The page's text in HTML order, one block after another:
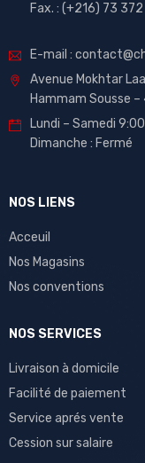
Fax. : (+216) 73
E-mail :
Avenue Mokhtar
Hammam Sousse
Lundi – Samedi
Dimanche : Fermé
NOS LIENS
Acceuil
Nos Magasins
Nos conventions
NOS SERVICES
Livraison à domicile
Facilité de paiement
Service aprés vente
Cession sur salaire